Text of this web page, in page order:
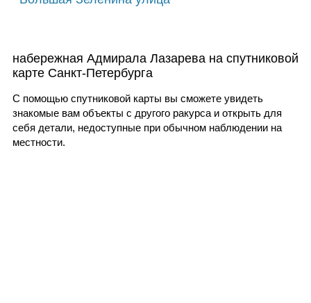
набережная Адмирала Лазарева на спутниковой
карте Санкт-Петербурга
С помощью спутниковой карты вы сможете увидеть
знакомые вам объекты с другого ракурса и открыть для
себя детали, недоступные при обычном наблюдении на
местности.